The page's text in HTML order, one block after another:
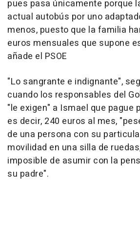
pues pasa únicamente porque
actual autobús por uno
menos, puesto que la familia
euros mensuales que supone
añade el PSOE
"Lo sangrante e indignante",
cuando los responsables del
"le exigen" a Ismael que pague
es decir, 240 euros al mes,
de una persona con su
movilidad en una silla de
imposible de asumir con la
su padre".